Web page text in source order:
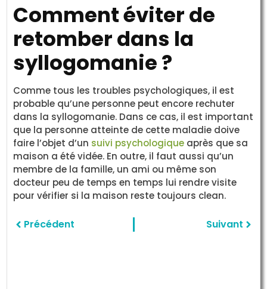
Comment éviter de
retomber dans la
syllogomanie ?
Comme tous les troubles psychologiques, il est
probable qu’une personne peut encore rechuter
dans la syllogomanie. Dans ce cas, il est important
que la personne atteinte de cette maladie doive
faire l’objet d’un suivi psychologique après que sa
maison a été vidée. En outre, il faut aussi qu’un
membre de la famille, un ami ou même son
docteur peu de temps en temps lui rendre visite
pour vérifier si la maison reste toujours clean.
Précédent Suivant